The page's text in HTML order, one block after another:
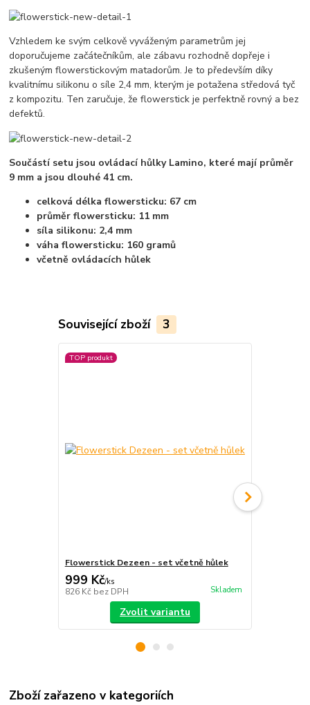
Vzhledem ke svým celkově vyváženým parametrům jej
doporučujeme začátečníkům, ale zábavu rozhodně dopřeje i
zkušeným flowerstickovým matadorům. Je to především díky
kvalitnímu silikonu o síle 2,4 mm, kterým je potažena středová tyč
z kompozitu. Ten zaručuje, že flowerstick je perfektně rovný a bez
defektů.
Součástí setu jsou ovládací hůlky Lamino, které mají průměr
9 mm a jsou dlouhé 41 cm.
celková délka flowersticku: 67 cm
průměr flowersticku: 11 mm
síla silikonu: 2,4 mm
váha flowersticku: 160 gramů
včetně ovládacích hůlek
Související zboží 3
TOP produkt
Flowerstick Dezeen - set včetně hůlek
999 Kč/ks
826 Kč bez DPH Skladem
Zvolit variantu
Zboží zařazeno v kategoriích